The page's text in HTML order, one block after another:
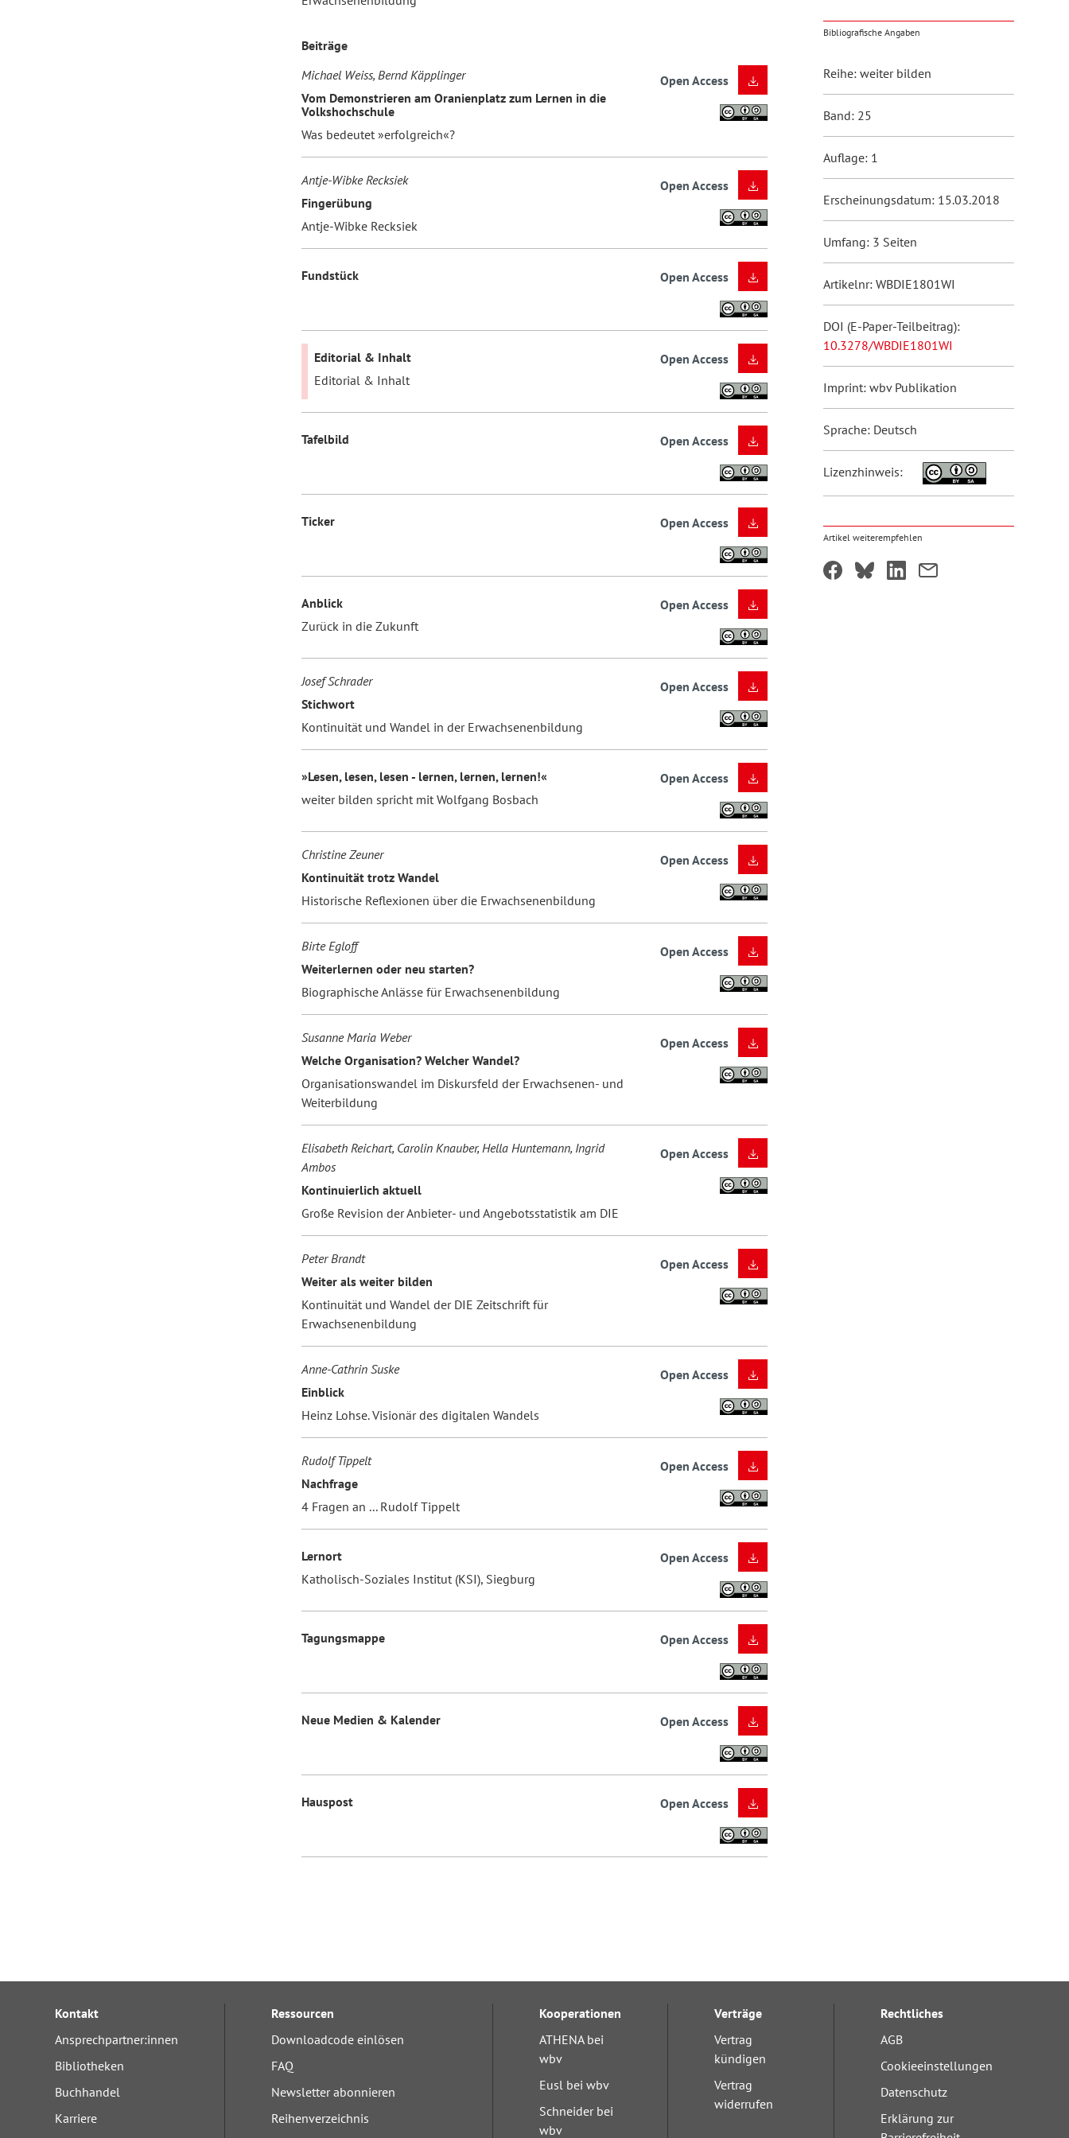
Beiträge
Michael Weiss, Bernd Käpplinger
Vom Demonstrieren am Oranienplatz zum Lernen in die
Volkshochschule
Was bedeutet »erfolgreich«?
Open Access
Antje-Wibke Recksiek
Fingerübung
Antje-Wibke Recksiek
Open Access
Fundstück Open Access
Editorial & Inhalt
Editorial & Inhalt
Open Access
Tafelbild Open Access
Ticker Open Access
Anblick
Zurück in die Zukunft
Open Access
Josef Schrader
Stichwort
Kontinuität und Wandel in der Erwachsenenbildung
Open Access
»Lesen, lesen, lesen - lernen, lernen, lernen!«
weiter bilden spricht mit Wolfgang Bosbach
Open Access
Christine Zeuner
Kontinuität trotz Wandel
Historische Reflexionen über die Erwachsenenbildung
Open Access
Birte Egloff
Weiterlernen oder neu starten?
Biographische Anlässe für Erwachsenenbildung
Open Access
Susanne Maria Weber
Welche Organisation? Welcher Wandel?
Organisationswandel im Diskursfeld der Erwachsenen- und
Weiterbildung
Open Access
Elisabeth Reichart, Carolin Knauber, Hella Huntemann, Ingrid
Ambos
Kontinuierlich aktuell
Große Revision der Anbieter- und Angebotsstatistik am DIE
Open Access
Peter Brandt
Weiter als weiter bilden
Kontinuität und Wandel der DIE Zeitschrift für
Erwachsenenbildung
Open Access
Anne-Cathrin Suske
Einblick
Heinz Lohse. Visionär des digitalen Wandels
Open Access
Rudolf Tippelt
Nachfrage
4 Fragen an ... Rudolf Tippelt
Open Access
Lernort
Katholisch-Soziales Institut (KSI), Siegburg
Open Access
Tagungsmappe Open Access
Neue Medien & Kalender Open Access
Hauspost Open Access
Bibliografische Angaben
Reihe: weiter bilden
Band: 25
Auflage: 1
Erscheinungsdatum: 15.03.2018
Umfang: 3 Seiten
Artikelnr: WBDIE1801WI
DOI (E-Paper-Teilbeitrag):
10.3278/WBDIE1801WI
Imprint: wbv Publikation
Sprache: Deutsch
Lizenzhinweis:
Artikel weiterempfehlen
Kontakt
Ansprechpartner:innen
Bibliotheken
Buchhandel
Karriere
Ressourcen
Downloadcode einlösen
FAQ
Newsletter abonnieren
Reihenverzeichnis
Kooperationen
ATHENA bei
wbv
Eusl bei wbv
Schneider bei
wbv
Verträge
Vertrag
kündigen
Vertrag
widerrufen
Rechtliches
AGB
Cookieeinstellungen
Datenschutz
Erklärung zur